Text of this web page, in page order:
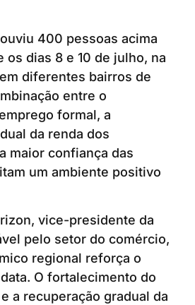
400 pessoas acima
os dias 8 e 10 de julho, na
diferentes bairros de
entre o
formal, a
da renda dos
maior confiança das
um ambiente positivo
vice-presidente da
pelo setor do comércio,
regional reforça o
O fortalecimento do
a recuperação gradual da